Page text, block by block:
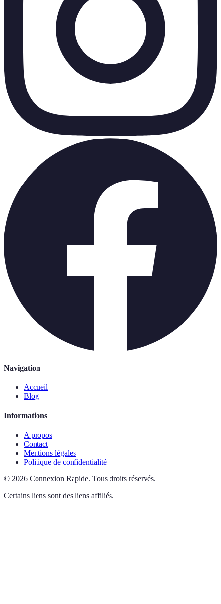
Navigation
Accueil
Blog
Informations
A propos
Contact
Mentions légales
Politique de confidentialité
© 2026 Connexion Rapide. Tous droits réservés.
Certains liens sont des liens affiliés.